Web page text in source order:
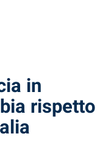
in
rispetto